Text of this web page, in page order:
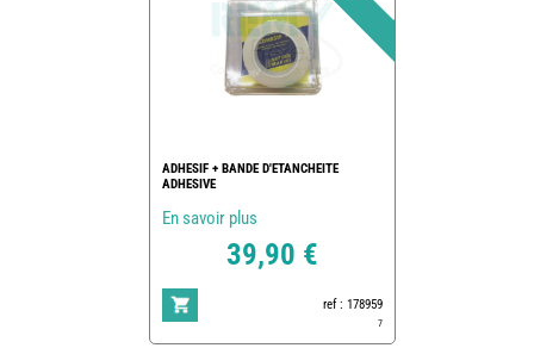
ADHESIF + BANDE D'ETANCHEITE
ADHESIVE
En savoir plus
39,90 €
ref : 178959
7